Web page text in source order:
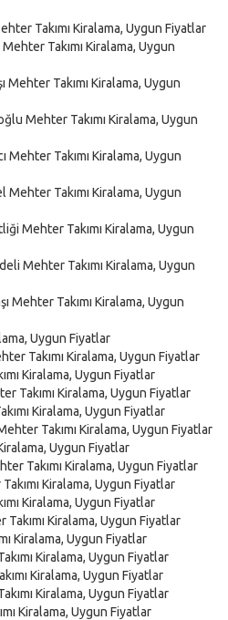
Takımı Kiralama, Uygun Fiyatlar
Takımı Kiralama, Uygun
Takımı Kiralama, Uygun
Mehter Takımı Kiralama, Uygun
Takımı Kiralama, Uygun
Takımı Kiralama, Uygun
Mehter Takımı Kiralama, Uygun
Mehter Takımı Kiralama, Uygun
Mehter Takımı Kiralama, Uygun
Uygun Fiyatlar
Takımı Kiralama, Uygun Fiyatlar
Kiralama, Uygun Fiyatlar
Takımı Kiralama, Uygun Fiyatlar
Kiralama, Uygun Fiyatlar
Takımı Kiralama, Uygun Fiyatlar
Uygun Fiyatlar
Takımı Kiralama, Uygun Fiyatlar
Kiralama, Uygun Fiyatlar
Kiralama, Uygun Fiyatlar
Takımı Kiralama, Uygun Fiyatlar
Kiralama, Uygun Fiyatlar
Kiralama, Uygun Fiyatlar
Kiralama, Uygun Fiyatlar
Kiralama, Uygun Fiyatlar
Kiralama, Uygun Fiyatlar